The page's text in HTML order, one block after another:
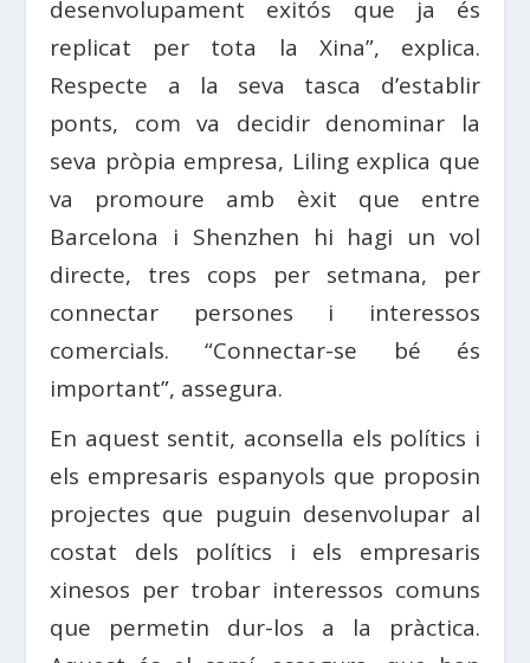
desenvolupament exitós que ja és
replicat per tota la Xina”, explica.
Respecte a la seva tasca d’establir
ponts, com va decidir denominar la
seva pròpia empresa, Liling explica que
va promoure amb èxit que entre
Barcelona i Shenzhen hi hagi un vol
directe, tres cops per setmana, per
connectar persones i interessos
comercials. “Connectar-se bé és
important”, assegura.
En aquest sentit, aconsella els polítics i
els empresaris espanyols que proposin
projectes que puguin desenvolupar al
costat dels polítics i els empresaris
xinesos per trobar interessos comuns
que permetin dur-los a la pràctica.